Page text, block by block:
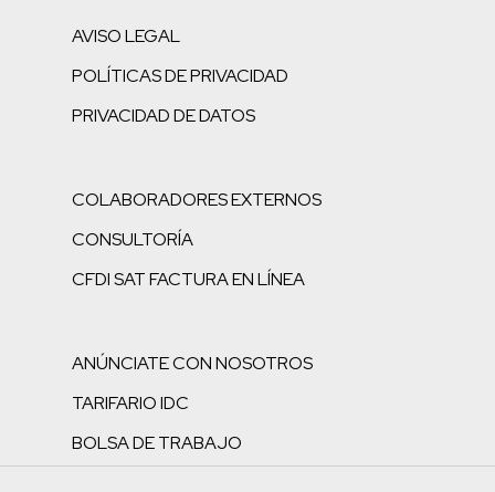
AVISO LEGAL
POLÍTICAS DE PRIVACIDAD
PRIVACIDAD DE DATOS
COLABORADORES EXTERNOS
CONSULTORÍA
CFDI SAT FACTURA EN LÍNEA
ANÚNCIATE CON NOSOTROS
TARIFARIO IDC
BOLSA DE TRABAJO